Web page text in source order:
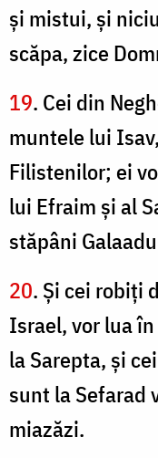
şi mistui, şi
scăpa, zice
19. Cei din
muntele lui
Filistenilor; ei
lui Efraim şi al
stăpâni
20. Şi cei robiți
Israel, vor lua
la Sarepta, şi
sunt la Sefarad
miazăzi.